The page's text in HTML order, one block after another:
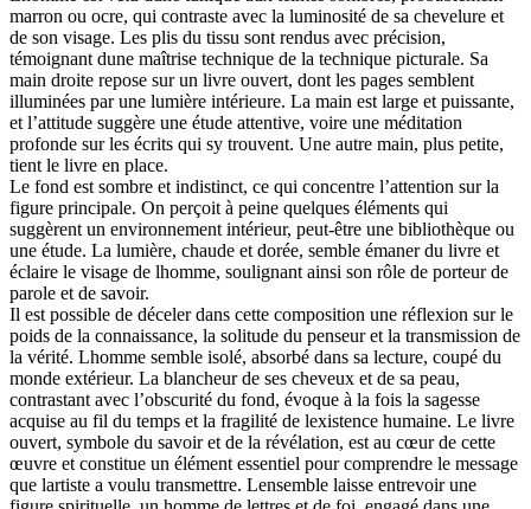
marron ou ocre, qui contraste avec la luminosité de sa chevelure et
de son visage. Les plis du tissu sont rendus avec précision,
témoignant dune maîtrise technique de la technique picturale. Sa
main droite repose sur un livre ouvert, dont les pages semblent
illuminées par une lumière intérieure. La main est large et puissante,
et l’attitude suggère une étude attentive, voire une méditation
profonde sur les écrits qui sy trouvent. Une autre main, plus petite,
tient le livre en place.
Le fond est sombre et indistinct, ce qui concentre l’attention sur la
figure principale. On perçoit à peine quelques éléments qui
suggèrent un environnement intérieur, peut-être une bibliothèque ou
une étude. La lumière, chaude et dorée, semble émaner du livre et
éclaire le visage de lhomme, soulignant ainsi son rôle de porteur de
parole et de savoir.
Il est possible de déceler dans cette composition une réflexion sur le
poids de la connaissance, la solitude du penseur et la transmission de
la vérité. Lhomme semble isolé, absorbé dans sa lecture, coupé du
monde extérieur. La blancheur de ses cheveux et de sa peau,
contrastant avec l’obscurité du fond, évoque à la fois la sagesse
acquise au fil du temps et la fragilité de lexistence humaine. Le livre
ouvert, symbole du savoir et de la révélation, est au cœur de cette
œuvre et constitue un élément essentiel pour comprendre le message
que lartiste a voulu transmettre. Lensemble laisse entrevoir une